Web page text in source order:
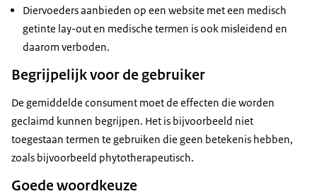
Diervoeders aanbieden op een website met een medisch
getinte lay-out en medische termen is ook misleidend en
daarom verboden.
Begrijpelijk voor de gebruiker
De gemiddelde consument moet de effecten die worden
geclaimd kunnen begrijpen. Het is bijvoorbeeld niet
toegestaan termen te gebruiken die geen betekenis hebben,
zoals bijvoorbeeld phytotherapeutisch.
Goede woordkeuze